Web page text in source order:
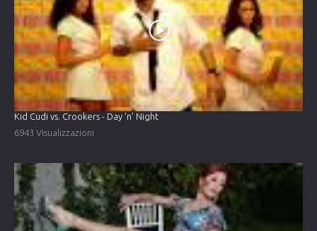
Kid Cudi vs. Crookers - Day 'n' Night
6943 Visualizzazioni